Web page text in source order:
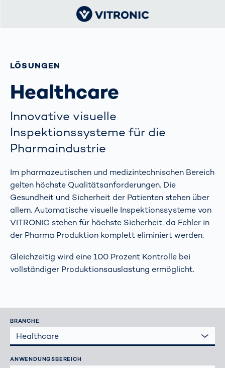
LÖSUNGEN
Healthcare
Innovative visuelle
Inspektionssysteme für die
Pharmaindustrie
Im pharmazeutischen und medizintechnischen Bereich
gelten höchste Qualitätsanforderungen. Die
Gesundheit und Sicherheit der Patienten stehen über
allem. Automatische visuelle Inspektionssysteme von
VITRONIC stehen für höchste Sicherheit, da Fehler in
der Pharma Produktion komplett eliminiert werden.
Gleichzeitig wird eine 100 Prozent Kontrolle bei
vollständiger Produktionsauslastung ermöglicht.
BRANCHE
Healthcare
ANWENDUNGSBEREICH